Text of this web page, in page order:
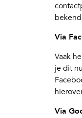
Via
Vaak
je dit
Via